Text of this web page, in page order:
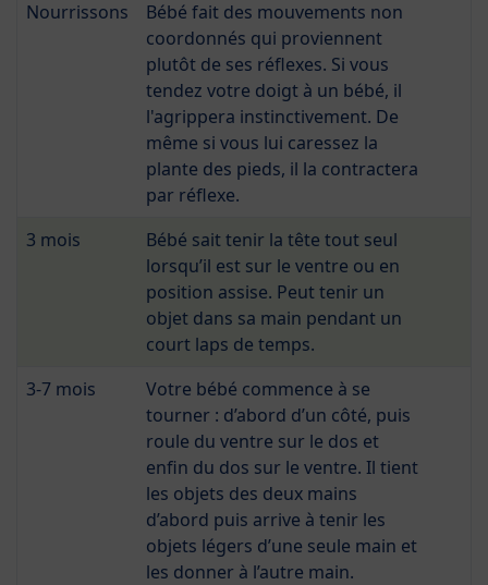
Nourrissons
Bébé fait des mouvements non
coordonnés qui proviennent
plutôt de ses réflexes. Si vous
tendez votre doigt à un bébé, il
l'agrippera instinctivement. De
même si vous lui caressez la
plante des pieds, il la contractera
par réflexe.
3 mois
Bébé sait tenir la tête tout seul
lorsqu’il est sur le ventre ou en
position assise. Peut tenir un
objet dans sa main pendant un
court laps de temps.
3-7 mois
Votre bébé commence à se
tourner : d’abord d’un côté, puis
roule du ventre sur le dos et
enfin du dos sur le ventre. Il tient
les objets des deux mains
d’abord puis arrive à tenir les
objets légers d’une seule main et
les donner à l’autre main.